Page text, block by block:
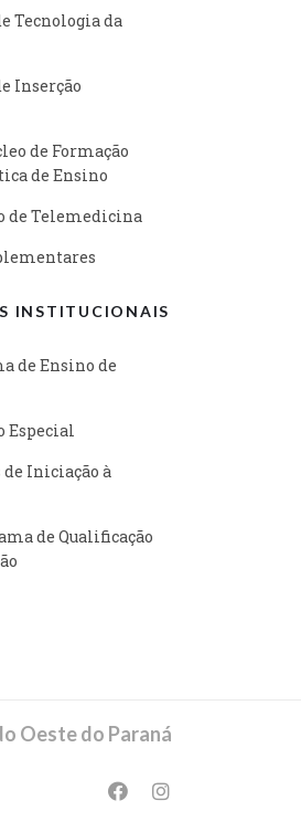
Tecnologia da
Inserção
de Formação
de Ensino
de Telemedicina
INSTITUCIONAIS
de Ensino de
Especial
de Iniciação à
de Qualificação
Oeste do Paraná